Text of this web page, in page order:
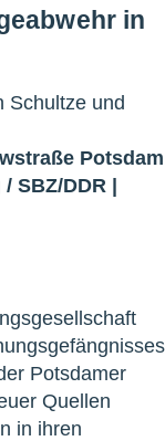
in
Schultze und
Potsdam
/ SBZ/DDR |
Potsdamer
Quellen
in ihren